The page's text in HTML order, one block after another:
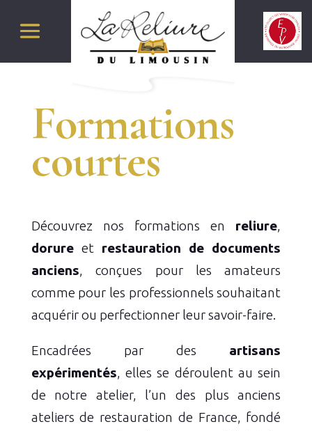
Formations
courtes
Découvrez nos formations en reliure,
dorureet restauration de documents
anciens, conçues pour les amateurs
comme pour les professionnels souhaitant
acquérir ou perfectionner leur savoir-faire.
Encadrées par des artisans
expérimentés, elles se déroulent au sein
de notre atelier, l’un des plus anciens
ateliers de restauration de France, fondé